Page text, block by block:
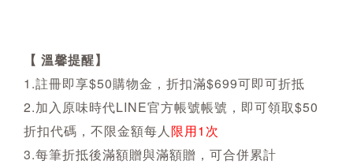
【 溫馨提醒】
1.註冊即享$50購物金，折扣滿$699可即可折抵
2.加入原味時代LINE官方帳號帳號，即可領取$50
折扣代碼，不限金額每人 限用1次
3.每筆折抵後滿額贈與滿額贈，可合併累計